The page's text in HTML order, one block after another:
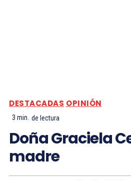
DESTACADAS OPINIÓN
3 min. de lectura
Doña Graciela
madre